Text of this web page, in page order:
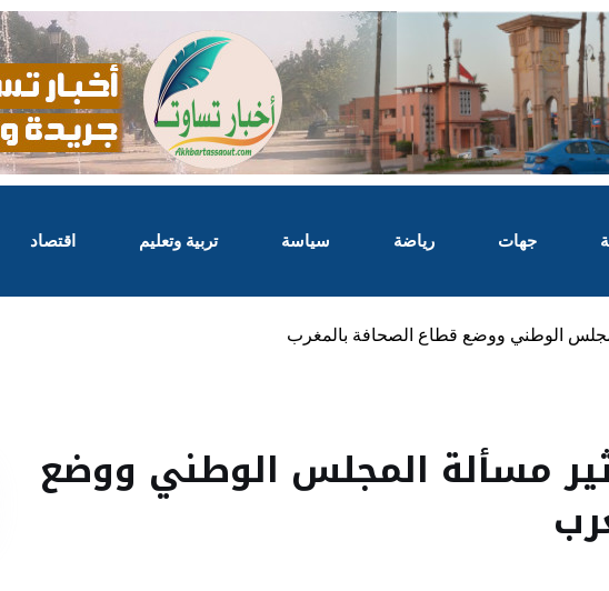
جهات رياضة سياسة تربية وتعليم اقتصاد
الوطني ووضع قطاع الصحافة بالمغرب
مسألة المجلس الوطني ووضع